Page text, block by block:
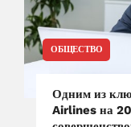
ОБЩЕСТВО
Одним из
Airlines на